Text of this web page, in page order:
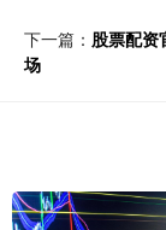
下一篇： 股票配资
场